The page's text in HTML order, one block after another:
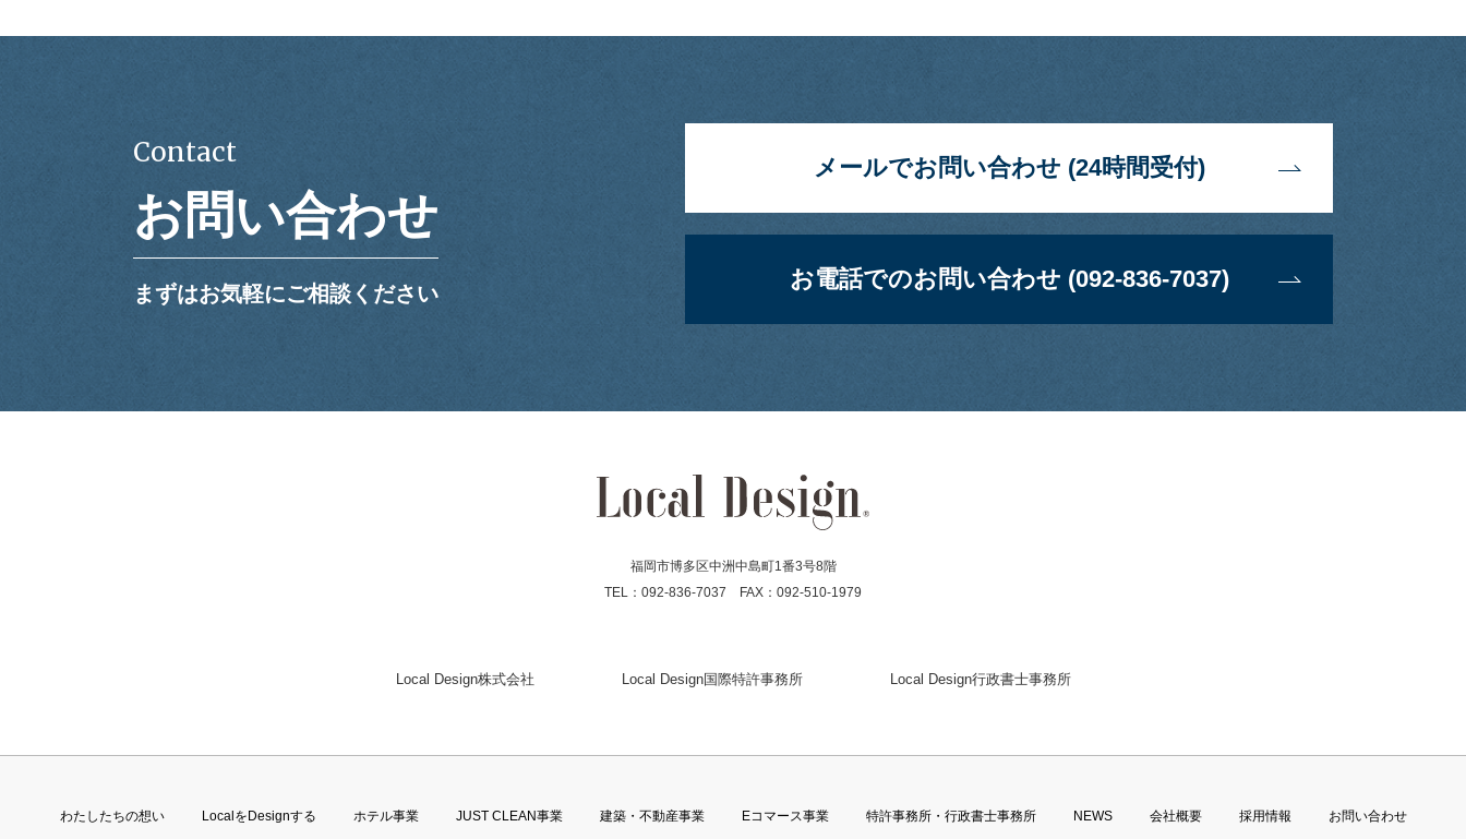
Contact
お問い合わせ
まずはお気軽にご相談ください
メールでお問い合わせ (24時間受付)
お電話でのお問い合わせ (092-836-7037)
福岡市博多区中洲中島町1番3号8階
TEL：092-836-7037 FAX：092-510-1979
Local Design株式会社 Local Design国際特許事務所 Local Design行政書士事務所
わたしたちの想い LocalをDesignする ホテル事業 JUST CLEAN事業 建築・不動産事業 Eコマース事業 特許事務所・行政書士事務所 NEWS 会社概要 採用情報 お問い合わせ